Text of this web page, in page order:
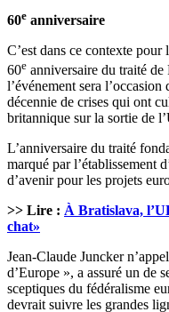
60e anniversaire
C’est dans ce contexte
60e anniversaire du traité
l’événement sera
décennie de crises qui ont
britannique sur la sortie de
L’anniversaire du traité
marqué par l’établissement
d’avenir pour les projets
>> Lire : À Bratislava,
chat»
Jean-Claude Juncker
d’Europe », a assuré un de
sceptiques du fédéralisme
devrait suivre les grandes